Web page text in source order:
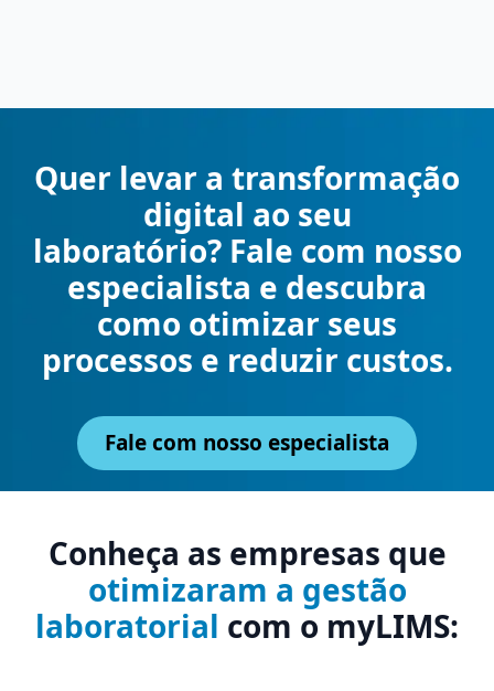
Quer levar a transformação
digital ao seu
laboratório? Fale com nosso
especialista e descubra
como otimizar seus
processos e reduzir custos.
Fale com nosso especialista
Conheça as empresas que
otimizaram a gestão
laboratorial com o myLIMS: